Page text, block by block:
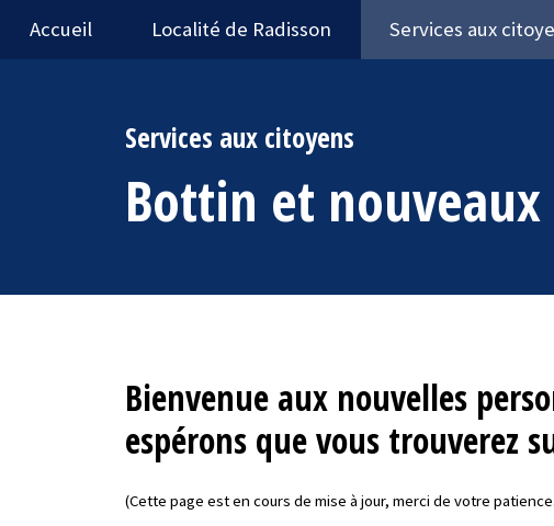
Accueil Localité de Radisson Services aux
Services aux citoyens
Bottin et
Bienvenue aux nouvelles
espérons que vous trouverez
(Cette page est en cours de mise à jour, merci de votre